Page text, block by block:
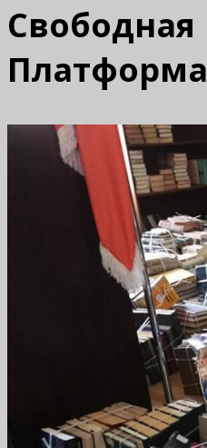
Свободная
Платформа